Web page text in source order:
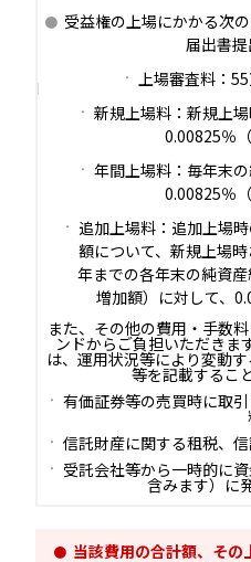
受益権の上場にかかる次
届出書提
上場審査料：55
新規上場料：新規上場
0.00825％
年間上場料：毎年末
0.00825％
追加上場料：追加上場
額について、新規上場
年までの各年末の純資
増加額）に対して、
また、その他の費用・手数
ンドからご負担いただきま
は、運用状況等により変動
等を記載するこ
有価証券等の売買時に取
信託財産に関する租税、
受託会社等から一時的に
含みます）に
当該費用の合計額、その